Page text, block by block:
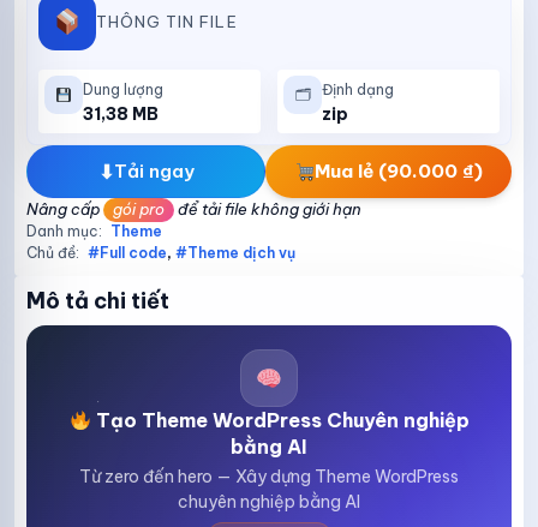
THÔNG TIN FILE
Dung lượng
31,38 MB
🗂 Định dạng
zip
⬇Tải ngay Mua lẻ (90.000 ₫)
Nâng cấp gói pro để tải file không giới hạn
Danh mục: Theme
Chủ đề: #Full code, #Theme dịch vụ
Mô tả chi tiết
Tạo Theme WordPress Chuyên nghiệp
bằng AI
Từ zero đến hero — Xây dựng Theme WordPress
chuyên nghiệp bằng AI